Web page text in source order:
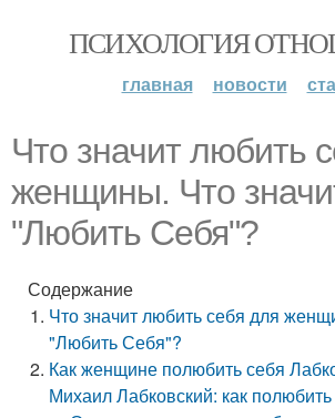
ПСИХОЛОГИЯ
главная новости
Что значит любить
женщины. Что
"Любить Себя"?
Содержание
Что значит любить себя для
"Любить Себя"?
Как женщине полюбить себя
Михаил Лабковский: как